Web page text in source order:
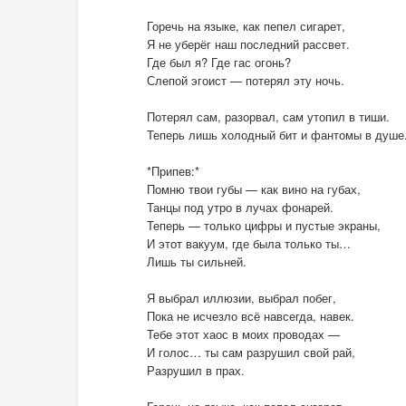
Горечь на языке, как пепел сигарет,
Я не уберёг наш последний рассвет.
Где был я? Где гас огонь?
Слепой эгоист — потерял эту ночь.
Потерял сам, разорвал, сам утопил в тиши.
Теперь лишь холодный бит и фантомы в
*Припев:*
Помню твои губы — как вино на губах,
Танцы под утро в лучах фонарей.
Теперь — только цифры и пустые экраны,
И этот вакуум, где была только ты…
Лишь ты сильней.
Я выбрал иллюзии, выбрал побег,
Пока не исчезло всё навсегда, навек.
Тебе этот хаос в моих проводах —
И голос… ты сам разрушил свой рай,
Разрушил в прах.